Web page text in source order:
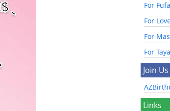
For
For
For
For
Join
Links